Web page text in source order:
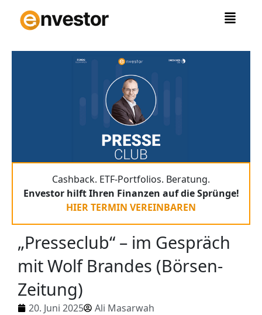
Inhalt
springen
Cashback. ETF-Portfolios. Beratung.
Envestor hilft Ihren Finanzen auf die Sprünge!
HIER TERMIN VEREINBAREN
„Presseclub“ – im Gespräch
mit Wolf Brandes (Börsen-
Zeitung)
20. Juni 2025
Ali Masarwah